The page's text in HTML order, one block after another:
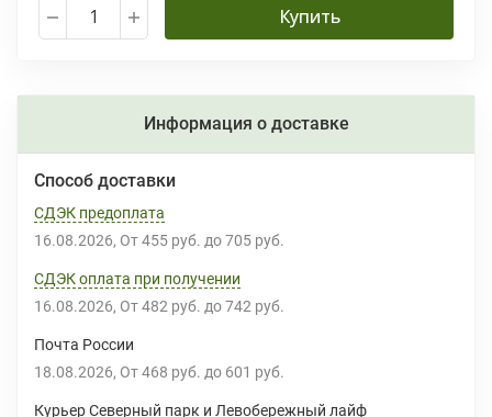
Купить
Информация о доставке
Способ доставки
СДЭК предоплата
16.08.2026 От 455 руб. до 705 руб.
СДЭК оплата при получении
16.08.2026 От 482 руб. до 742 руб.
Почта России
18.08.2026 От 468 руб. до 601 руб.
Курьер Северный парк и Левобережный лайф